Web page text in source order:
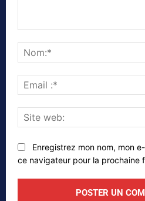
Enregistrez mon nom, mon
ce navigateur pour la prochaine